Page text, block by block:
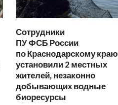
Сотрудники
ПУ ФСБ России
по Краснодарскому краю
установили 2 местных
жителей, незаконно
добывающих водные
биоресурсы